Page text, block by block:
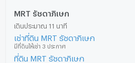
MRT รัชดาภิเษก
เดินประมาณ 11 นาที
เช่าที่ดิน MRT รัชดาภิเษก
มีที่ดินให้เช่า 3 ประกาศ
ที่ดิน MRT รัชดาภิเษก